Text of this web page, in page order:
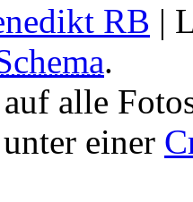
RB |
.
alle
einer